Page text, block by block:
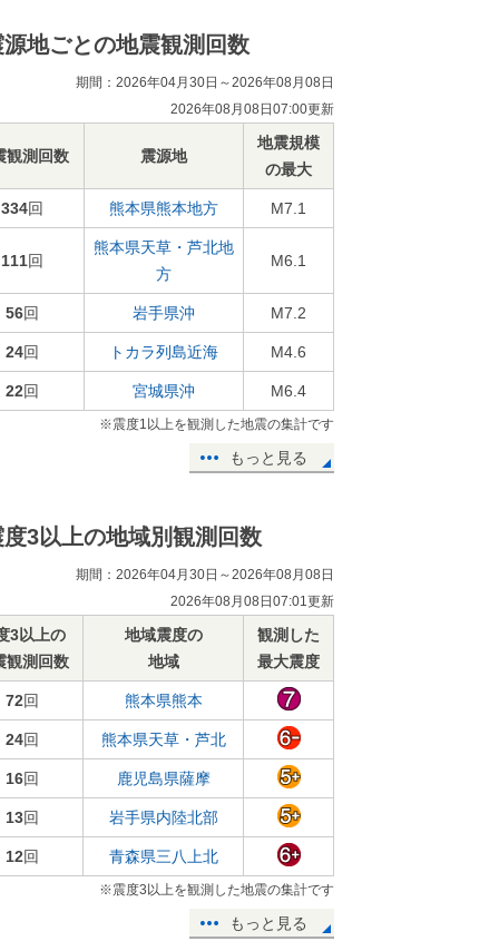
源地ごとの地震観測回数
期間：2026年04月30日～2026年08月08日
2026年08月08日07:00更新
観測回数 震源地
地震規模
の最大
334回 熊本県熊本地方 M7.1
111回
熊本県天草・芦北地
方
M6.1
56回 岩手県沖 M7.2
24回 トカラ列島近海 M4.6
22回 宮城県沖 M6.4
※震度1以上を観測した地震の集計です
もっと見る
度3以上の地域別観測回数
期間：2026年04月30日～2026年08月08日
2026年08月08日07:01更新
3以上の
観測回数
地域震度の
地域
観測した
最大震度
72回 熊本県熊本
24回 熊本県天草・芦北
16回 鹿児島県薩摩
13回 岩手県内陸北部
12回 青森県三八上北
※震度3以上を観測した地震の集計です
もっと見る